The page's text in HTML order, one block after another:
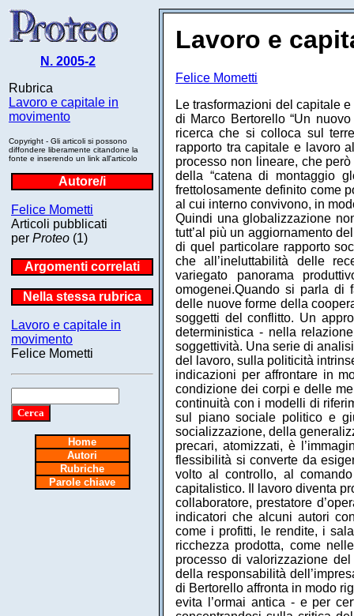
N. 2005-2
Rubrica
Lavoro e capitale in
movimento
Copyright - Gli articoli si possono
diffondere liberamente citandone la
fonte e inserendo un link all'articolo
Autore/i
Felice Mometti
Articoli pubblicati
per Proteo (1)
Argomenti correlati
Nella stessa rubrica
Lavoro e capitale in
movimento
Felice Mometti
Home
Autori
Rubriche
Parole chiave
Lavoro e
Felice Mometti
Le trasformazioni del capitale
di Marco Bertorello “Un
ricerca che si colloca sul
rapporto tra capitale e lavoro
processo non lineare, che
della “catena di montaggio
frettolosamente definito come
al cui interno convivono, in
Quindi una globalizzazione
tutt’al più un aggiornamento
di quel particolare rapporto
che all’ineluttabilità delle
variegato panorama
omogenei.Quando si parla di
delle nuove forme della
soggetti del conflitto. Un
deterministica - nella
soggettività. Una serie di
del lavoro, sulla politicità
indicazioni per affrontare in
condizione dei corpi e delle
continuità con i modelli di
sul piano sociale politico e
socializzazione, della
precari, atomizzati, è
flessibilità si converte da
volto al controllo, al
capitalistico. Il lavoro diventa
collaboratore, prestatore
indicatori che alcuni autori
come i profitti, le rendite, i
ricchezza prodotta, come
processo di valorizzazione
della responsabilità
di Bertorello affronta in modo
evita l’ormai antica - e per